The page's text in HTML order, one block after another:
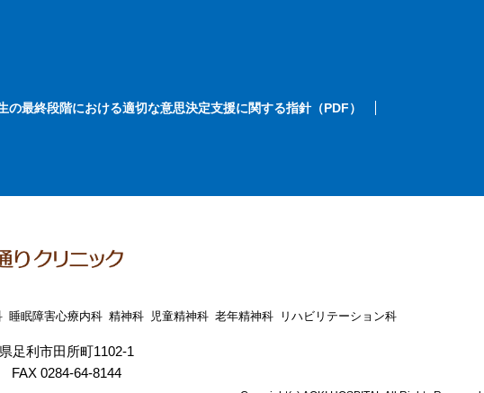
の最終段階における適切な意思決定支援に関する指針（PDF）
睡眠障害心療内科 精神科 児童精神科 老年精神科 リハビリテーション科
足利市田所町1102-1
FAX 0284-64-8144